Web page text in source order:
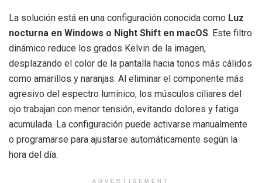
La solución está en una configuración conocida como Luz
nocturna en Windows o Night Shift en macOS. Este filtro
dinámico reduce los grados Kelvin de la imagen,
desplazando el color de la pantalla hacia tonos más cálidos
como amarillos y naranjas. Al eliminar el componente más
agresivo del espectro lumínico, los músculos ciliares del
ojo trabajan con menor tensión, evitando dolores y fatiga
acumulada. La configuración puede activarse manualmente
o programarse para ajustarse automáticamente según la
hora del día.
ADVERTISEMENT